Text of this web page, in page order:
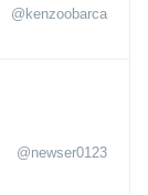
@kenzoobarca
@newser0123